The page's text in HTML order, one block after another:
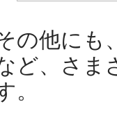
の他にも
ど、さま
。